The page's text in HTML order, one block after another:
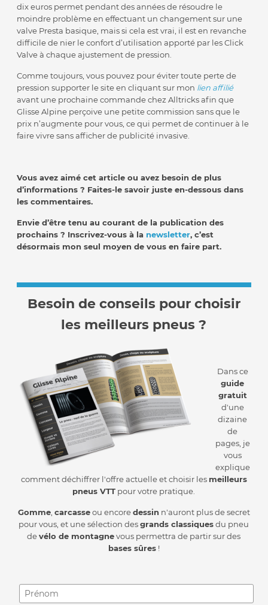
dix euros permet pendant des années de résoudre le
moindre problème en effectuant un changement sur une
valve Presta basique, mais si cela est vrai, il est en revanche
difficile de nier le confort d’utilisation apporté par les Click
Valve à chaque ajustement de pression.
Comme toujours, vous pouvez pour éviter toute perte de
pression supporter le site en cliquant sur mon lien affilié
avant une prochaine commande chez Alltricks afin que
Glisse Alpine perçoive une petite commission sans que le
prix n’augmente pour vous, ce qui permet de continuer à le
faire vivre sans afficher de publicité invasive.
Vous avez aimé cet article ou avez besoin de plus
d’informations ? Faites-le savoir juste en-dessous dans
les commentaires.
Envie d’être tenu au courant de la publication des
prochains ? Inscrivez-vous à la newsletter, c’est
désormais mon seul moyen de vous en faire part.
Besoin de conseils pour choisir
les meilleurs pneus ?
Dans ce
guide
gratuit
d'une
dizaine
de
pages, je
vous
explique
comment déchiffrer l'offre actuelle et choisir les meilleurs
pneus VTT pour votre pratique.
Gomme, carcasseou encoredessin n'auront plus de secret
pour vous, et une sélection desgrands classiquesdu pneu
devélo de montagnevous permettra de partir sur des
bases sûres!